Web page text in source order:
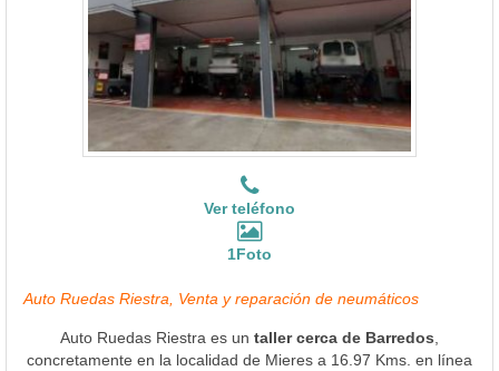
Ver teléfono
1Foto
Auto Ruedas Riestra, Venta y reparación de neumáticos
Auto Ruedas Riestra es un taller cerca de Barredos
concretamente en la localidad de Mieres a 16.97 Kms. en línea